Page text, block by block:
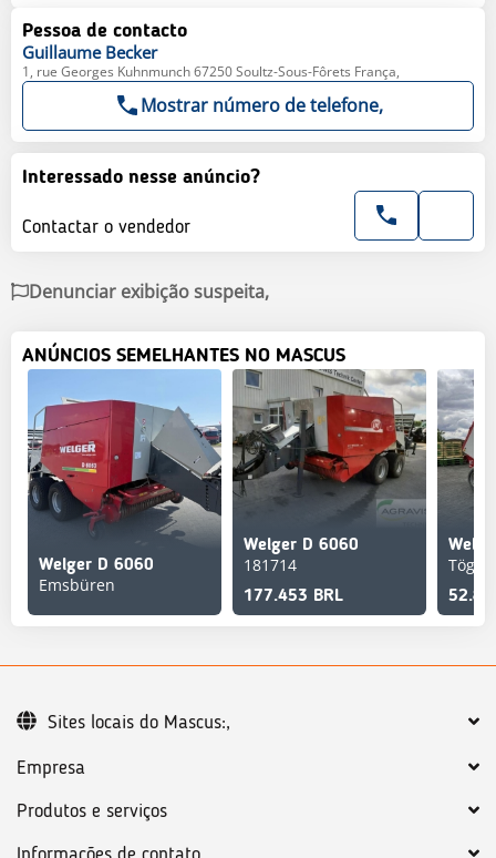
Pessoa de contacto
Guillaume Becker
1, rue Georges Kuhnmunch 67250 Soultz-Sous-Fôrets França,
Mostrar número de telefone,
Interessado nesse anúncio?
Contactar o vendedor
Denunciar exibição suspeita,
ANÚNCIOS SEMELHANTES NO MASCUS
Welger D 6060
Emsbüren
Welger D 6060
181714
177.453 BRL
Empresa
Produtos e serviços
Sites locais do Mascus:,